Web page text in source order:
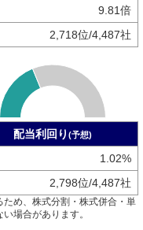
9.81倍
2,718位/4,487社
配当利回り (予想)
1.02%
2,798位/4,487社
め、株式分割・株式併合・単
場合があります。